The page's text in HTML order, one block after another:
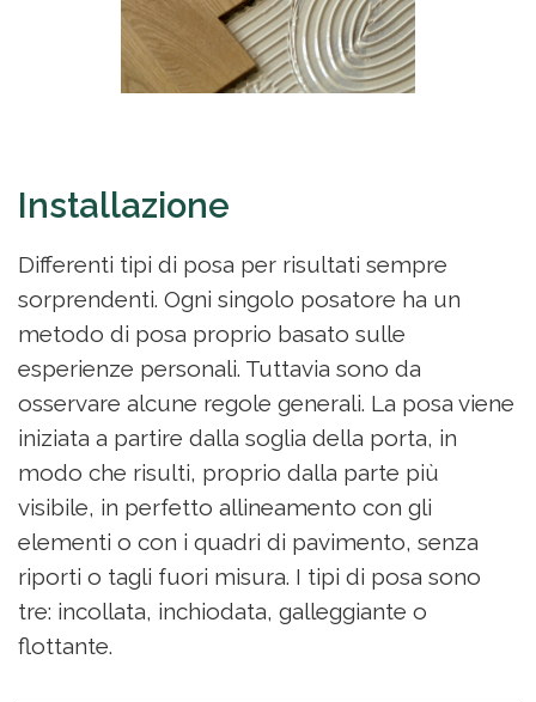
Installazione
Differenti tipi di posa per risultati sempre
sorprendenti. Ogni singolo posatore ha un
metodo di posa proprio basato sulle
esperienze personali. Tuttavia sono da
osservare alcune regole generali. La posa viene
iniziata a partire dalla soglia della porta, in
modo che risulti, proprio dalla parte più
visibile, in perfetto allineamento con gli
elementi o con i quadri di pavimento, senza
riporti o tagli fuori misura. I tipi di posa sono
tre: incollata, inchiodata, galleggiante o
flottante.